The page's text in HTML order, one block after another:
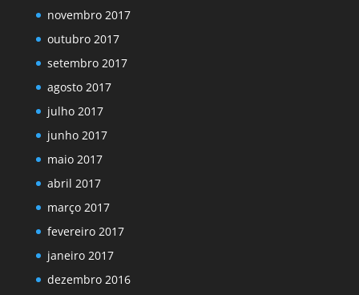
novembro 2017
outubro 2017
setembro 2017
agosto 2017
julho 2017
junho 2017
maio 2017
abril 2017
março 2017
fevereiro 2017
janeiro 2017
dezembro 2016